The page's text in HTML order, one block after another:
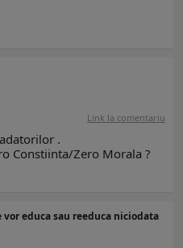
Link la comentariu
.
Constiinta/Zero Morala ?
educa sau reeduca niciodata